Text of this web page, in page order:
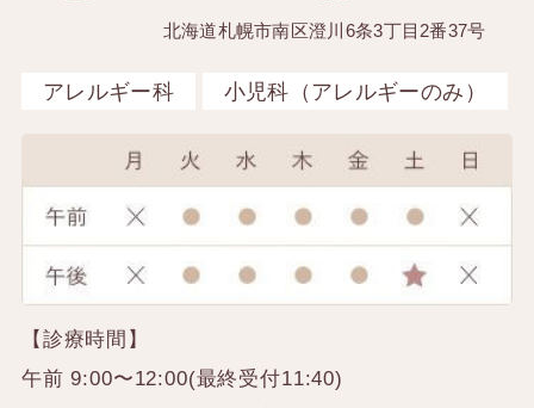
北海道札幌市南区澄川6条3丁目2番37号
アレルギー科 小児科（アレルギーのみ）
【診療時間】
午前 9:00〜12:00(最終受付11:40)